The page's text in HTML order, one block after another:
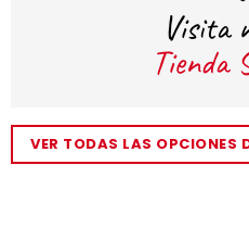
VER TODAS LAS OPCIONES